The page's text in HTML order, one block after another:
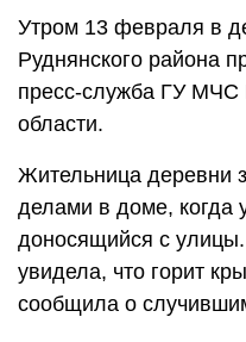
Утром 13 февраля в
Руднянского района
пресс-служба ГУ МЧС
области.
Жительница деревни
делами в доме, когда
доносящийся с
увидела, что горит
сообщила о